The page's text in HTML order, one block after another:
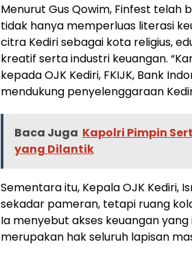
Menurut Gus Qowim, Finfest telah
tidak hanya memperluas literasi
citra Kediri sebagai kota religius,
kreatif serta industri keuangan.
kepada OJK Kediri, FKIJK, Bank
mendukung penyelenggaraan
Baca Juga Kapolri Pimpin
yang Dilantik
Sementara itu, Kepala OJK Kediri,
sekadar pameran, tetapi ruang
Ia menyebut akses keuangan
merupakan hak seluruh lapisan